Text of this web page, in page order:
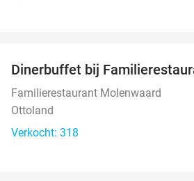
Dinerbuffet bij
Familierestaurant Molenwaard
Ottoland
Verkocht: 318